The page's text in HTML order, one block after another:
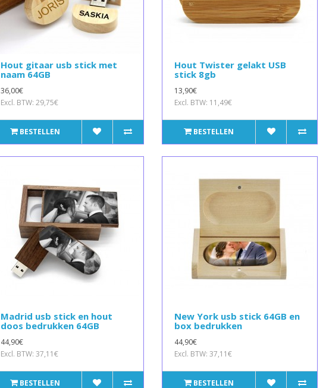
Hout gitaar usb stick met
naam 64GB
36,00€
Excl. BTW: 29,75€
BESTELLEN
Hout Twister gelakt USB
stick 8gb
13,90€
Excl. BTW: 11,49€
BESTELLEN
Madrid usb stick en hout
doos bedrukken 64GB
44,90€
Excl. BTW: 37,11€
BESTELLEN
New York usb stick 64GB en
box bedrukken
44,90€
Excl. BTW: 37,11€
BESTELLEN